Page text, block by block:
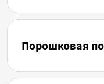
Порошковая